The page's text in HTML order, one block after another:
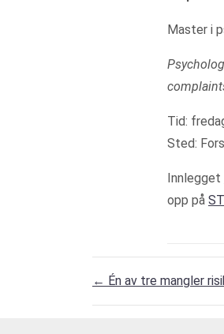
Master i
Tid:
Sted:
Innlegget
opp på
← Én av tre mangler